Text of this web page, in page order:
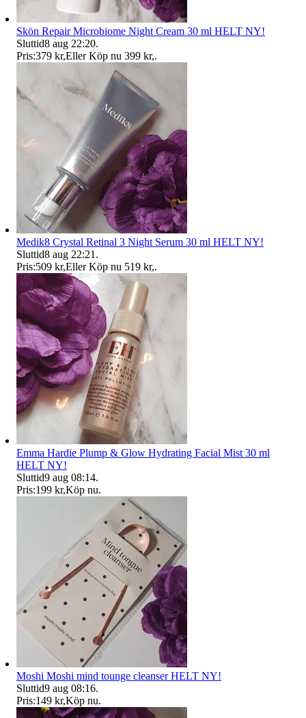
Skön Repair Microbiome Night Cream 30 ml HELT NY!
Sluttid8 aug 22:20.
Pris:379 kr,Eller Köp nu 399 kr,.
Medik8 Crystal Retinal 3 Night Serum 30 ml HELT NY!
Sluttid8 aug 22:21 .
Pris:509 kr,Eller Köp nu 519 kr,.
Emma Hardie Plump & Glow Hydrating Facial Mist 30 ml
HELT NY!
Sluttid9 aug 08:14.
Pris:199 kr,Köp nu.
Moshi Moshi mind tounge cleanser HELT NY!
Sluttid9 aug 08:16.
Pris:149 kr,Köp nu.